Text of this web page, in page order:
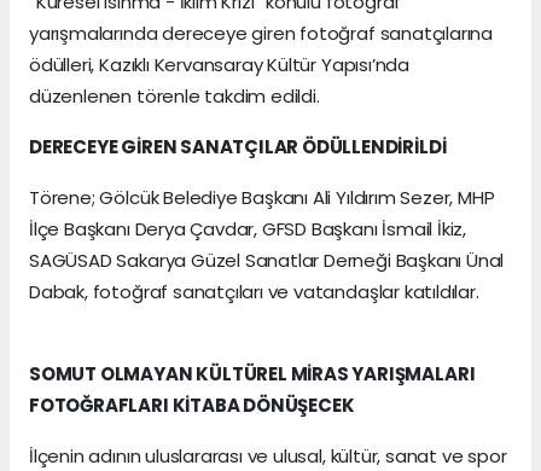
yarışmalarında dereceye giren fotoğraf sanatçılarına
ödülleri, Kazıklı Kervansaray Kültür Yapısı’nda
düzenlenen törenle takdim edildi.
DERECEYE GİREN SANATÇILAR ÖDÜLLENDİRİLDİ
Törene; Gölcük Belediye Başkanı Ali Yıldırım Sezer, MHP
İlçe Başkanı Derya Çavdar, GFSD Başkanı İsmail İkiz,
SAGÜSAD Sakarya Güzel Sanatlar Derneği Başkanı Ünal
Dabak, fotoğraf sanatçıları ve vatandaşlar katıldılar.
SOMUT OLMAYAN KÜLTÜREL MİRAS YARIŞMALARI
FOTOĞRAFLARI KİTABA DÖNÜŞECEK
İlçenin adının uluslararası ve ulusal, kültür, sanat ve spor